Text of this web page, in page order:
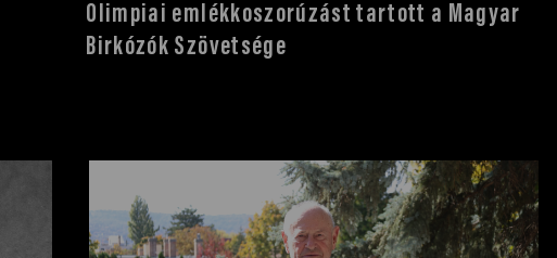
Olimpiai emlékkoszorúzást tartott a Magyar
Birkózók Szövetsége